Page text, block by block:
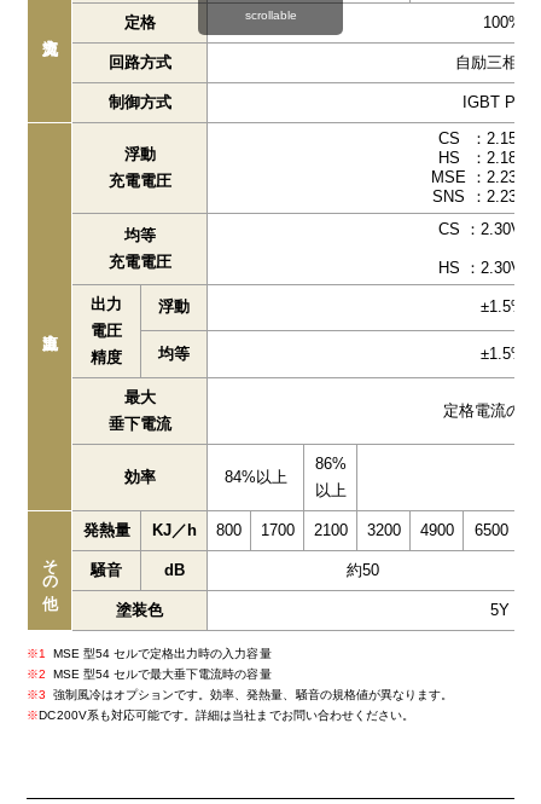
定格 100%
回路方式 自励三相ブ
制御方式 IGBT
浮動
充電電圧
CS ：2.15V
HS
：2.18V
MSE
：2.23V
SNS
：2.23V
均等
充電電圧
CS ：2.30V
HS
：2.30V
出力
電圧
精度
浮動 ±1.5%
均等 ±1.5%
最大
垂下電流
定格電流の
効率 84%以上
86%
以上
その他
発熱量 KJ／h 800 1700 2100 3200 4900 6500
騒音 dB 約50
塗装色 5Y 7／
scrollable
1
MSE 型54 セルで定格出力時の入力容量
2
MSE 型54 セルで最大垂下電流時の容量
3
強制風冷はオプションです。効率、発熱量、騒音の規格値が異なります。
DC200V系も対応可能です。詳細は当社までお問い合わせください。